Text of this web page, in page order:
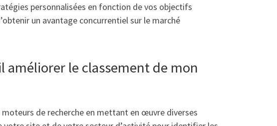
personnalisées en fonction de vos objectifs
un avantage concurrentiel sur le marché
le classement de mon
de recherche en mettant en œuvre diverses